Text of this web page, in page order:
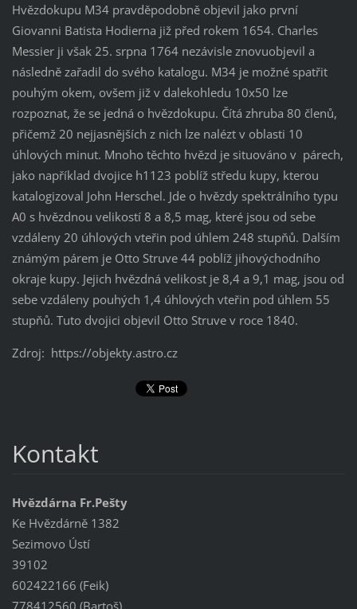
Hvězdokupu M34 pravděpodobně objevil jako první
Giovanni Batista Hodierna již před rokem 1654. Charles
Messier ji však 25. srpna 1764 nezávisle znovuobjevil a
následně zařadil do svého katalogu. M34 je možné spatřit
pouhým okem, ovšem již v dalekohledu 10x50 lze
rozpoznat, že se jedná o hvězdokupu. Čítá zhruba 80 členů,
přičemž 20 nejjasnějších z nich lze nalézt v oblasti 10
úhlových minut. Mnoho těchto hvězd je situováno v párech,
jako například dvojice h1123 poblíž středu kupy, kterou
katalogizoval John Herschel. Jde o hvězdy spektrálního typu
A0 s hvězdnou velikostí 8 a 8,5 mag, které jsou od sebe
vzdáleny 20 úhlových vteřin pod úhlem 248 stupňů. Dalším
známým párem je Otto Struve 44 poblíž jihovýchodního
okraje kupy. Jejich hvězdná velikost je 8,4 a 9,1 mag, jsou od
sebe vzdáleny pouhých 1,4 úhlových vteřin pod úhlem 55
stupňů. Tuto dvojici objevil Otto Struve v roce 1840.
Zdroj: https://objekty.astro.cz
Kontakt
Hvězdárna Fr.Pešty
Ke Hvězdárně 1382
Sezimovo Ústí
39102
602422166 (Feik)